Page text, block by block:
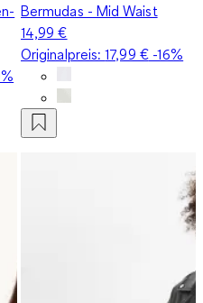
Bermudas - Mid Waist
14,99 €
Originalpreis:17,99 €-16%